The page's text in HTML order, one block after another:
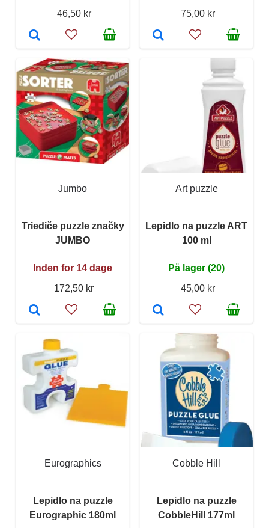
46,50 kr
75,00 kr
Jumbo
Triediče puzzle značky
JUMBO
Inden for 14 dage
172,50 kr
Art puzzle
Lepidlo na puzzle ART
100 ml
På lager (20)
45,00 kr
Eurographics
Lepidlo na puzzle
Eurographic 180ml
Cobble Hill
Lepidlo na puzzle
CobbleHill 177ml